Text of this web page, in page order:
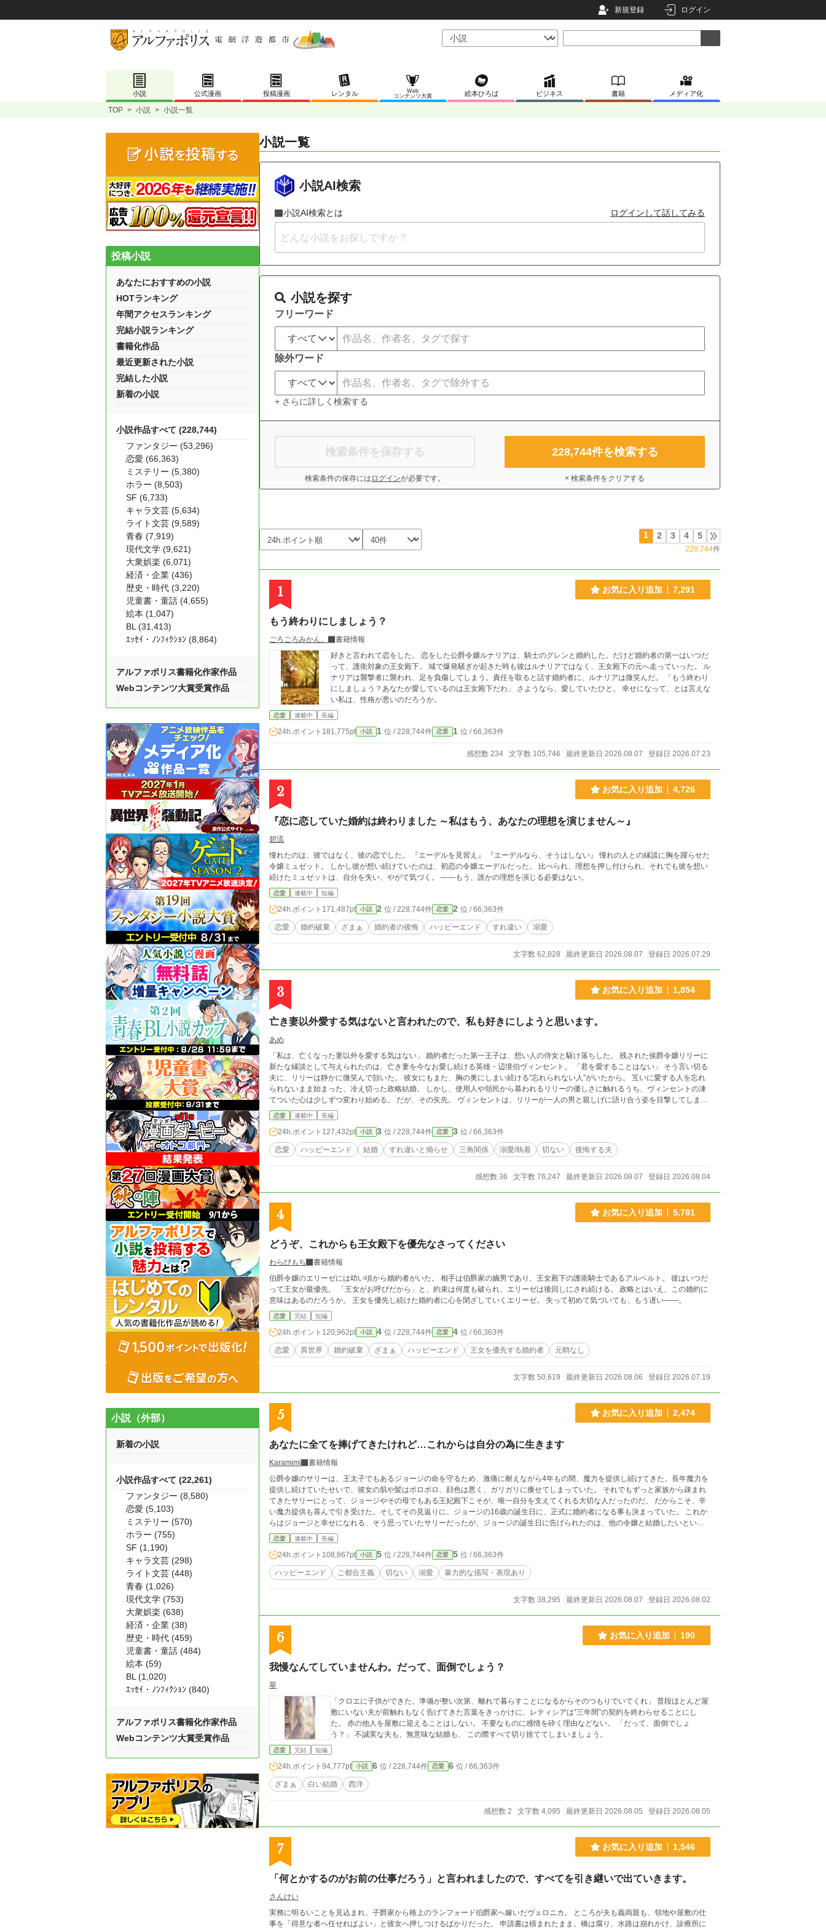
新規登録 ログイン
小説 公式漫画 投稿漫画 レンタル
Web
コンテンツ大賞
絵本ひろば ビジネス 書籍 メディア化
TOP > 小説 > 小説一覧
小説一覧
小説AI検索
小説AI検索とは ログインして話してみる
小説を探す
フリーワード
除外ワード
+ さらに詳しく検索する
検索条件を保存する
検索条件の保存には ログインが必要です。
228,744件を検索する
× 検索条件をクリアする
1 2 3 4 5
228,744件
1 お気に入り追加 7,291
もう終わりにしましょう？
ごろごろみかん。
書籍情報
好きと言われて恋をした。 恋をした公爵令嬢ルナリアは、騎士のグレンと婚約した。だけど婚約者の第一はいつだ
って、護衛対象の王女殿下。 城で爆発騒ぎが起きた時も彼はルナリアではなく、王女殿下の元へ走っていった。 ル
ナリアは襲撃者に襲われ、足を負傷してしまう。責任を取ると話す婚約者に、ルナリアは微笑んだ。 「もう終わり
にしましょう？あなたが愛しているのは王女殿下だわ」 さようなら、愛していたひと。 幸せになって、とは言えな
い私は、性格が悪いのだろうか。
恋愛 連載中 長編
24h.ポイント 181,775pt 小説 1 位 / 228,744件 恋愛 1 位 / 66,363件
感想数 234 文字数 105,746 最終更新日 2026.08.07 登録日 2026.07.23
2 お気に入り追加 4,726
『恋に恋していた婚約は終わりました ～私はもう、あなたの理想を演じません～』
碧流
憧れたのは、彼ではなく、彼の恋でした。 『エーデルを見習え』 『エーデルなら、そうはしない』 憧れの人との縁談に胸を躍らせた
令嬢ミュゼット。 しかし彼が想い続けていたのは、初恋の令嬢エーデルだった。 比べられ、理想を押し付けられ、それでも彼を想い
続けたミュゼットは、自分を失い、やがて気づく。 ――もう、誰かの理想を演じる必要はない。
恋愛 連載中 短編
24h.ポイント 171,487pt 小説 2 位 / 228,744件 恋愛 2 位 / 66,363件
恋愛 婚約破棄 ざまぁ 婚約者の後悔 ハッピーエンド すれ違い 溺愛
文字数 62,828 最終更新日 2026.08.07 登録日 2026.07.29
3 お気に入り追加 1,854
亡き妻以外愛する気はないと言われたので、私も好きにしようと思います。
あめ
「私は、亡くなった妻以外を愛する気はない」 婚約者だった第一王子は、想い人の侍女と駆け落ちした。 残された侯爵令嬢リリーに
新たな縁談として与えられたのは、亡き妻を今なお愛し続ける英雄・辺境伯ヴィンセント。 「君を愛することはない」 そう言い切る
夫に、リリーは静かに微笑んで頷いた。 彼女にもまた、胸の奥にしまい続ける”忘れられない人”がいたから。 互いに愛する人を忘れ
られないまま始まった、冷え切った政略結婚。 しかし、使用人や領民から慕われるリリーの優しさに触れるうち、ヴィンセントの凍
てついた心は少しずつ変わり始める。 だが、その矢先。 ヴィンセントは、リリーが一人の男と親しげに語り合う姿を目撃してしま
う。 「あの男は誰だ」 「私の初恋の人です。……今も、その人だけを想っています」 激しく動揺し、彼女を責めるヴィンセント。
そんな夫を見つめ、リリーは不思議そうに首を傾げた。 「旦那様だって、奥様以外は愛する気はないと仰っていたじゃないですか」
亡き妻だけを愛すると誓った男と、叶わない初恋を胸にしまい続ける女。 叶わないであろう恋に身を焦がす、すれ違い夫婦の物語。
____ 毎日7:30、18時、21時に投稿します。 不定期で、15時、0時に投稿することもあります。
恋愛 連載中 長編
24h.ポイント 127,432pt 小説 3 位 / 228,744件 恋愛 3 位 / 66,363件
恋愛 ハッピーエンド 結婚 すれ違いと拗らせ 三角関係 溺愛/執着 切ない 後悔する夫
感想数 36 文字数 76,247 最終更新日 2026.08.07 登録日 2026.08.04
4 お気に入り追加 5,781
どうぞ、これからも王女殿下を優先なさってください
わらびもち
書籍情報
伯爵令嬢のエリーゼには幼い頃から婚約者がいた。 相手は伯爵家の嫡男であり、王女殿下の護衛騎士であるアルベルト。 彼はいつだ
って王女が最優先。 「王女がお呼びだから」と、約束は何度も破られ、エリーゼは後回しにされ続ける。 政略とはいえ、この婚約に
意味はあるのだろうか。 王女を優先し続けた婚約者に心を閉ざしていくエリーゼ。 失って初めて気づいても、もう遅い――。
恋愛 完結 短編
24h.ポイント 120,962pt 小説 4 位 / 228,744件 恋愛 4 位 / 66,363件
恋愛 異世界 婚約破棄 ざまぁ ハッピーエンド 王女を優先する婚約者 元鞘なし
文字数 50,619 最終更新日 2026.08.06 登録日 2026.07.19
5 お気に入り追加 2,474
あなたに全てを捧げてきたけれど…これからは自分の為に生きます
Karamimi
書籍情報
公爵令嬢のサリーは、王太子でもあるジョージの命を守るため、激痛に耐えながら4年もの間、魔力を提供し続けてきた。長年魔力を
提供し続けていたせいで、彼女の肌や髪はボロボロ、顔色は悪く、ガリガリに痩せてしまっていた。 それでもずっと家族から疎まれ
てきたサリーにとって、ジョージやその母でもある王妃殿下こそが、唯一自分を支えてくれる大切な人だったのだ。 だからこそ、辛
い魔力提供も喜んで引き受けた。そしてその見返りに、ジョージの16歳の誕生日に、正式に婚約者になる事も決まっていた。 これか
らはジョージと幸せになれる、そう思っていたサリーだったが、ジョージの誕生日に告げられたのは、他の令嬢と結婚したいという
ジョージからの非道な言葉だった。 唯一の支えだったジョージからの言葉にショックを受けるサリーだったが、それでもジョージの
幸せの為に身を引く事を決意した。 だが父はサリーの決断に激怒、ついにサリーを手にかけようとして… ずっと自分を犠牲にしてき
た少女サリーが、本当の幸せを掴むまでのお話です。 ご都合主義全開のお話ですが、お願いいたしますm(__)m 他サイトでも同時投
稿しております
恋愛 連載中 長編
24h.ポイント 108,867pt 小説 5 位 / 228,744件 恋愛 5 位 / 66,363件
ハッピーエンド ご都合主義 切ない 溺愛 暴力的な描写・表現あり
文字数 38,295 最終更新日 2026.08.07 登録日 2026.08.02
6 お気に入り追加 190
我慢なんてしていませんわ。だって、面倒でしょう？
翠
「クロエに子供ができた。準備が整い次第、離れで暮らすことになるからそのつもりでいてくれ」 普段ほとんど屋
敷にいない夫が前触れもなく告げてきた言葉をきっかけに、レティシアは“三年間”の契約を終わらせることにし
た。 赤の他人を屋敷に迎えることはしない。 不要なものに感情を砕く理由などない。 「だって、面倒でしょ
う？」 不誠実な夫も、無意味な結婚も、 この際すべて切り捨ててしまいましょう。
恋愛 完結 短編
24h.ポイント 94,777pt 小説 6 位 / 228,744件 恋愛 6 位 / 66,363件
ざまぁ 白い結婚 西洋
感想数 2 文字数 4,095 最終更新日 2026.08.05 登録日 2026.08.05
7 お気に入り追加 1,546
「何とかするのがお前の仕事だろう」と言われましたので、すべてを引き継いで出ていきます。
さんけい
実務に明るいことを見込まれ、子爵家から格上のランフォード伯爵家へ嫁いだヴェロニカ。 ところが夫も義両親も、領地や屋敷の仕
事を「得意な者へ任せればよい」と彼女へ押しつけるばかりだった。 申請書は積まれたまま。橋は腐り、水路は崩れかけ、診療所に
投稿小説
あなたにおすすめの小説
HOTランキング
年間アクセスランキング
完結小説ランキング
書籍化作品
最近更新された小説
完結した小説
新着の小説
小説作品すべて (228,744)
ファンタジー (53,296)
恋愛 (66,363)
ミステリー (5,380)
ホラー (8,503)
SF (6,733)
キャラ文芸 (5,634)
ライト文芸 (9,589)
青春 (7,919)
現代文学 (9,621)
大衆娯楽 (6,071)
経済・企業 (436)
歴史・時代 (3,220)
児童書・童話 (4,655)
絵本 (1,047)
BL (31,413)
ｴｯｾｲ・ﾉﾝﾌｨｸｼｮﾝ (8,864)
アルファポリス書籍化作家作品
Webコンテンツ大賞受賞作品
小説（外部）
新着の小説
小説作品すべて (22,261)
ファンタジー (8,580)
恋愛 (5,103)
ミステリー (570)
ホラー (755)
SF (1,190)
キャラ文芸 (298)
ライト文芸 (448)
青春 (1,026)
現代文学 (753)
大衆娯楽 (638)
経済・企業 (38)
歴史・時代 (459)
児童書・童話 (484)
絵本 (59)
BL (1,020)
ｴｯｾｲ・ﾉﾝﾌｨｸｼｮﾝ (840)
アルファポリス書籍化作家作品
Webコンテンツ大賞受賞作品